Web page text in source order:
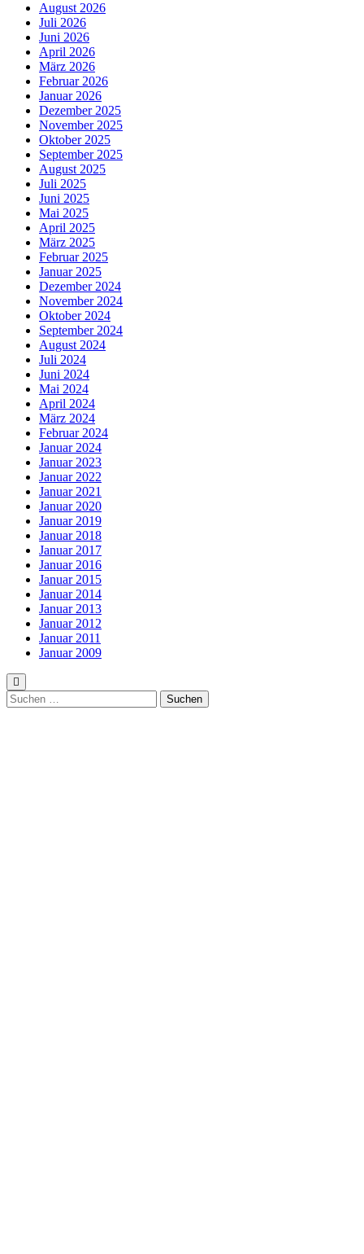
August 2026
Juli 2026
Juni 2026
April 2026
März 2026
Februar 2026
Januar 2026
Dezember 2025
November 2025
Oktober 2025
September 2025
August 2025
Juli 2025
Juni 2025
Mai 2025
April 2025
März 2025
Februar 2025
Januar 2025
Dezember 2024
November 2024
Oktober 2024
September 2024
August 2024
Juli 2024
Juni 2024
Mai 2024
April 2024
März 2024
Februar 2024
Januar 2024
Januar 2023
Januar 2022
Januar 2021
Januar 2020
Januar 2019
Januar 2018
Januar 2017
Januar 2016
Januar 2015
Januar 2014
Januar 2013
Januar 2012
Januar 2011
Januar 2009
Suchen
nach: